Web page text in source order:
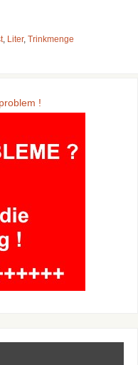
, Liter, Trinkmenge
!